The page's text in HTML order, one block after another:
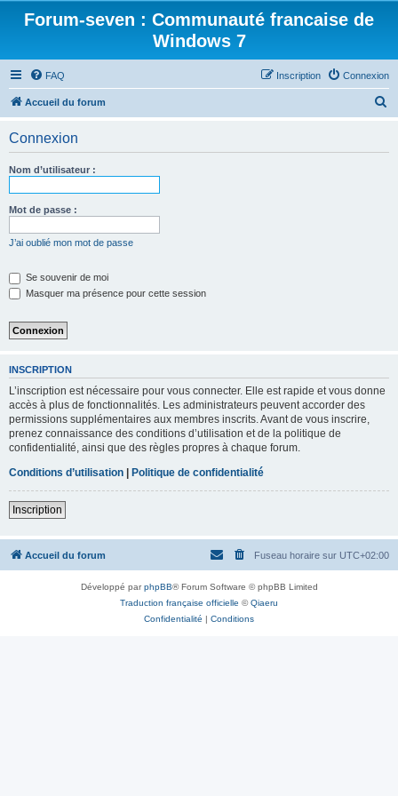
Forum-seven : Communauté francaise de
Windows 7
FAQ Connexion
Inscription
Accueil du forum
Connexion
Nom d’utilisateur :
Mot de passe :
J’ai oublié mon mot de passe
Se souvenir de moi
Masquer ma présence pour cette session
INSCRIPTION
L’inscription est nécessaire pour vous connecter. Elle est rapide et vous donne
accès à plus de fonctionnalités. Les administrateurs peuvent accorder des
permissions supplémentaires aux membres inscrits. Avant de vous inscrire,
prenez connaissance des conditions d’utilisation et de la politique de
confidentialité, ainsi que des règles propres à chaque forum.
Conditions d’utilisation | Politique de confidentialité
Inscription
Accueil du forum Fuseau horaire sur UTC+02:00
Développé parphpBB® Forum Software © phpBB Limited
Traduction française officielle ©Qiaeru
Confidentialité | Conditions